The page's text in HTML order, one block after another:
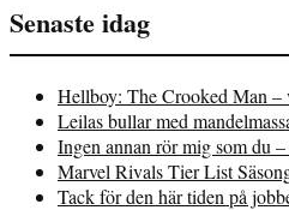
Senaste idag
Hellboy: The Crooked Man –
Leilas bullar med
Ingen annan rör mig som du
Marvel Rivals Tier List
Tack för den här tiden på